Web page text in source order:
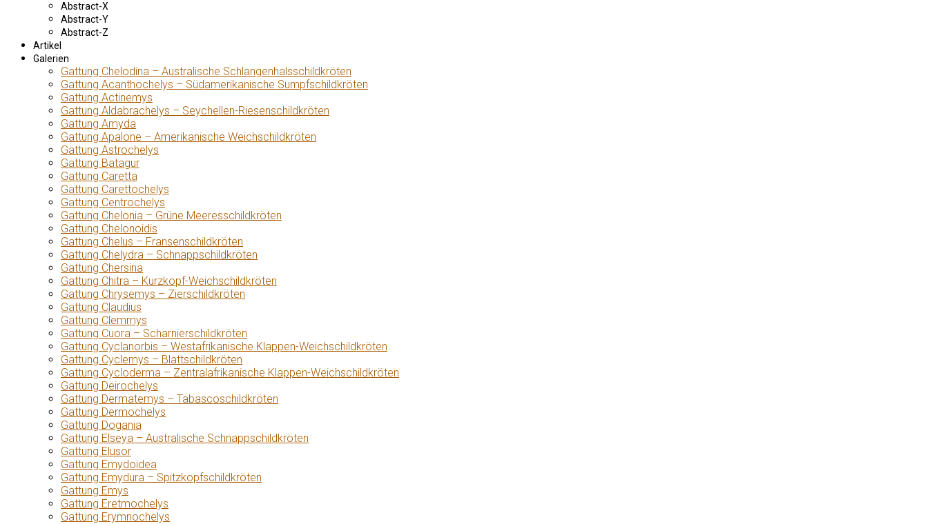
Abstract-X
Abstract-Y
Abstract-Z
Artikel
Galerien
Gattung Chelodina – Australische Schlangenhalsschildkröten
Gattung Acanthochelys – Südamerikanische Sumpfschildkröten
Gattung Actinemys
Gattung Aldabrachelys – Seychellen-Riesenschildkröten
Gattung Amyda
Gattung Apalone – Amerikanische Weichschildkröten
Gattung Astrochelys
Gattung Batagur
Gattung Caretta
Gattung Carettochelys
Gattung Centrochelys
Gattung Chelonia – Grüne Meeresschildkröten
Gattung Chelonoidis
Gattung Chelus – Fransenschildkröten
Gattung Chelydra – Schnappschildkröten
Gattung Chersina
Gattung Chitra – Kurzkopf-Weichschildkröten
Gattung Chrysemys – Zierschildkröten
Gattung Claudius
Gattung Clemmys
Gattung Cuora – Scharnierschildkröten
Gattung Cyclanorbis – Westafrikanische Klappen-Weichschildkröten
Gattung Cyclemys – Blattschildkröten
Gattung Cycloderma – Zentralafrikanische Klappen-Weichschildkröten
Gattung Deirochelys
Gattung Dermatemys – Tabascoschildkröten
Gattung Dermochelys
Gattung Dogania
Gattung Elseya – Australische Schnappschildkröten
Gattung Elusor
Gattung Emydoidea
Gattung Emydura – Spitzkopfschildkröten
Gattung Emys
Gattung Eretmochelys
Gattung Erymnochelys